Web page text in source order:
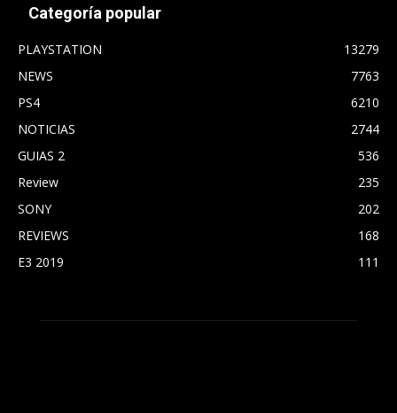
Categoría popular
PLAYSTATION
13279
NEWS
7763
PS4
6210
NOTICIAS
2744
GUIAS 2
536
Review
235
SONY
202
REVIEWS
168
E3 2019
111